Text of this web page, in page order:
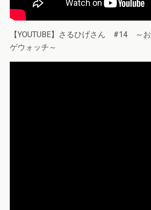
【YOUTUBE】さるひげさん #14 ～
ゲウォッチ～